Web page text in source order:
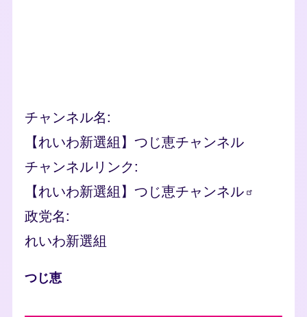
チャンネル名
【れいわ新選組】つじ恵チャンネル
チャンネルリンク
【れいわ新選組】つじ恵チャンネル
政党名
れいわ新選組
つじ恵